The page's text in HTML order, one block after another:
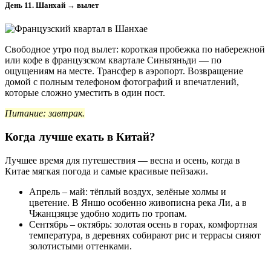
День 11. Шанхай → вылет
Свободное утро под вылет: короткая пробежка по набережной
или кофе в французском квартале Синьтяньди — по
ощущениям на месте. Трансфер в аэропорт. Возвращение
домой с полным телефоном фотографий и впечатлений,
которые сложно уместить в один пост.
Питание: завтрак.
Когда лучше ехать в Китай?
Лучшее время для путешествия — весна и осень, когда в
Китае мягкая погода и самые красивые пейзажи.
Апрель – май: тёплый воздух, зелёные холмы и
цветение. В Яншо особенно живописна река Ли, а в
Чжанцзяцзе удобно ходить по тропам.
Сентябрь – октябрь: золотая осень в горах, комфортная
температура, в деревнях собирают рис и террасы сияют
золотистыми оттенками.